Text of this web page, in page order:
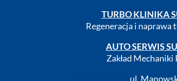
TURBO KLINIKA
Regeneracja i naprawa
AUTO SERWIS
Zakład Mechaniki
ul.